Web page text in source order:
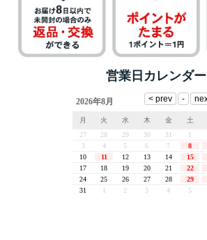
営業日カレンダー